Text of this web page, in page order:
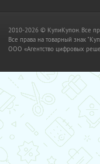
2010-2026 © КупиКупон. Все
Все права на товарный знак
OOO «Агентство цифровых